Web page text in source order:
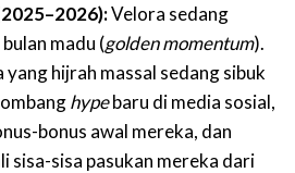
Velora sedang
madu (golden momentum).
yang hijrah massal sedang sibuk
hypebaru di media sosial,
bonus awal mereka, dan
sisa-sisa pasukan mereka dari